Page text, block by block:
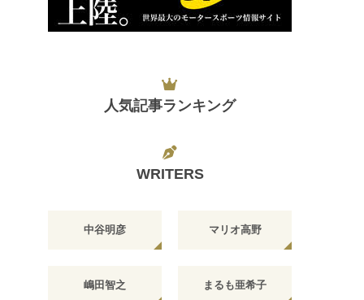
人気記事ランキング
WRITERS
中谷明彦 マリオ高野
嶋田智之 まるも亜希子